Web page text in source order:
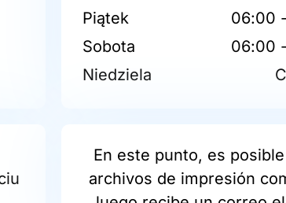
Piątek
06:00
Sobota
06:00
Niedziela
En este punto, es
archivos de impresión